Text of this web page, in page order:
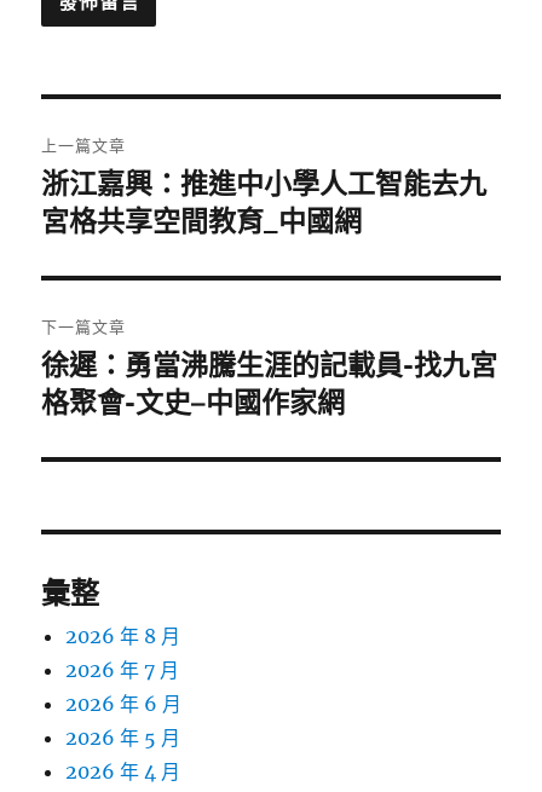
章
導
覽
上一篇文章
上
一
文
章:
浙江嘉興：推進中小學人工智能去九
宮格共享空間教育_中國網
下一篇文章
下
一
文
徐遲：勇當沸騰生涯的記載員-找九宮
格聚會-文史–中國作家網
彙整
2026 年 8 月
2026 年 7 月
2026 年 6 月
2026 年 5 月
2026 年 4 月